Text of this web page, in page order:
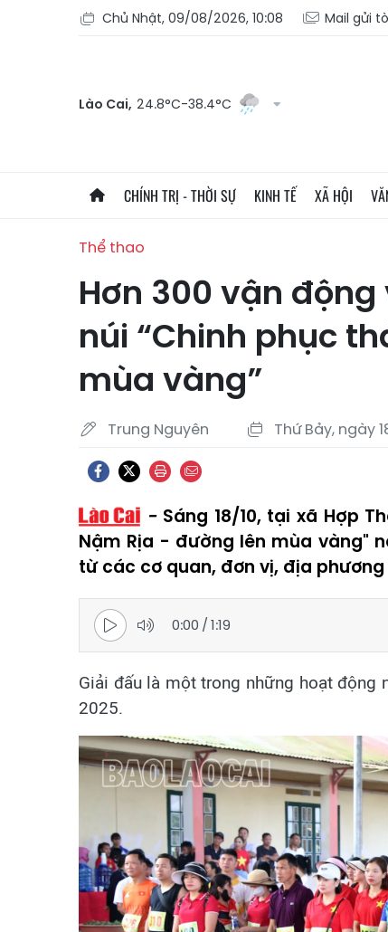
Chủ Nhật, 09/08/2026, 10:08 Mail gửi
Lào Cai, 24.8°C-38.4°C
CHÍNH TRỊ - THỜI SỰ KINH TẾ XÃ HỘI
Thể thao
Hơn 300 vận
núi “Chinh phục
mùa vàng”
Trung Nguyên Thứ Bảy, ngày
Sáng 18/10, tại xã Hợp
Nậm Rịa - đường lên mùa vàng"
từ các cơ quan, đơn vị, địa
0:00 /1:19
Giải đấu là một trong những hoạt động
2025.